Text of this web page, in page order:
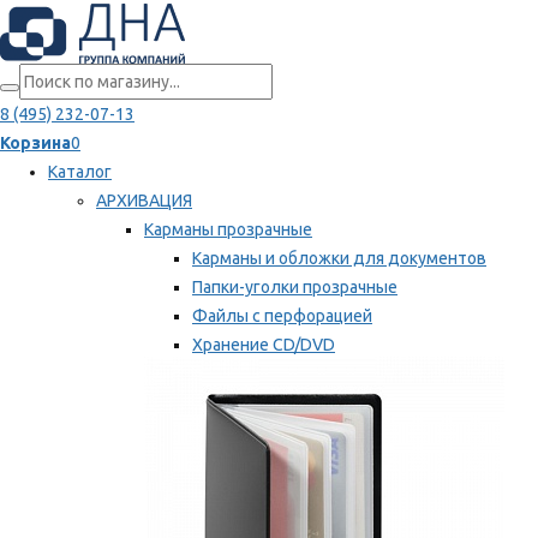
8 (495) 232-07-13
Корзина0
Каталог
АРХИВАЦИЯ
Карманы прозрачные
Карманы и обложки для документов
Папки-уголки прозрачные
Файлы с перфорацией
Хранение CD/DVD
Мы рекомендуем